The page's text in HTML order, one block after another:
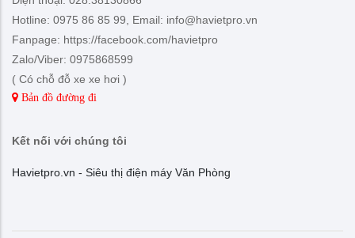
Hotline: 0975 86 85 99, Email: info@havietpro.vn
Fanpage: https://facebook.com/havietpro
Zalo/Viber: 0975868599
( Có chỗ đỗ xe xe hơi )
Bản đồ đường đi
Kết nối với chúng tôi
Havietpro.vn - Siêu thị điện máy Văn Phòng